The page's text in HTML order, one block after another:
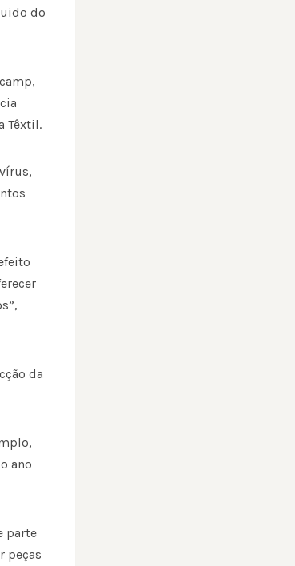
do
Têxtil.
da
ano
parte
peças